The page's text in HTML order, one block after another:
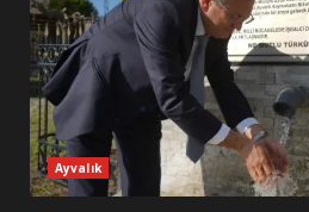
1
2
ESA 2026’DA
NEYİ TEMSİL
Ayvalık